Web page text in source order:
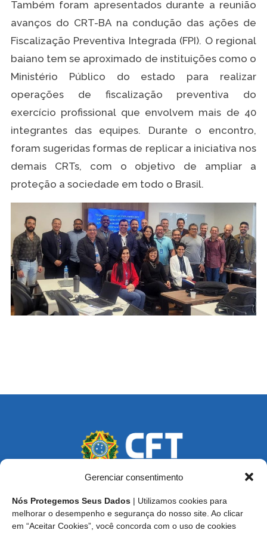
Gerenciar consentimento
Nós Protegemos Seus Dados | Utilizamos cookies para
melhorar o desempenho e segurança do nosso site. Ao clicar
em “Aceitar Cookies”, você concorda com o uso de cookies
Também foram apresentados durante a reunião
avanços do CRT-BA na condução das ações de
Fiscalização Preventiva Integrada (FPI). O regional
baiano tem se aproximado de instituições como o
Ministério Público do estado para realizar
operações de fiscalização preventiva do
exercício profissional que envolvem mais de 40
integrantes das equipes. Durante o encontro,
foram sugeridas formas de replicar a iniciativa nos
demais CRTs, com o objetivo de ampliar a
proteção a sociedade em todo o Brasil.
Endereço: SCS, Quadra 02, Bloco D, Ed. Oscar Niemeyer,
9º Andar CEP 70.316-900 - Brasília/DF